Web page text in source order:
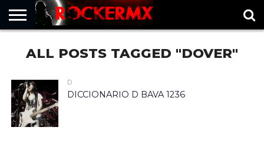
MUSICNEWS
FRAGMENTOS
ROCKERMX
BASEVARSOVIA
PUNTOROCK
ALL POSTS TAGGED "DOVER"
D
DICCIONARIO D BAVA 1236